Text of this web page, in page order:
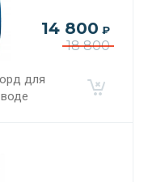
18 800
14 800 ₽
для